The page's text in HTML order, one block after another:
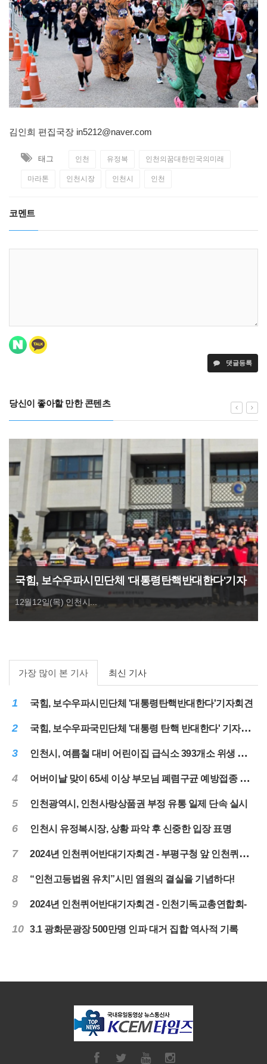
김인희 편집국장 in5212@naver.com
태그 인천 유정복 인천의꿈대한민국의미래
마라톤 인천시장 인천시 인천
코멘트
댓글등록
당신이 좋아할 만한 콘텐츠
국힘, 보수우파시민단체 '대통령탄핵반대한다'기자
회견
12월12일(목) 인천시...
가장 많이 본 기사 최신 기사
1 국힘, 보수우파시민단체 '대통령탄핵반대한다'기자회견
2 국힘, 보수우파국민단체 '대통령 탄핵 반대한다' 기자회견
3 인천시, 여름철 대비 어린이집 급식소 393개소 위생 점검 실시
4 어버이날 맞이 65세 이상 부모님 폐렴구균 예방접종 당부
5 인천광역시, 인천사랑상품권 부정 유통 일제 단속 실시
6 인천시 유정복시장, 상황 파악 후 신중한 입장 표명
7 2024년 인천퀴어반대기자회견 - 부평구청 앞 인천퀴어대책본부-
8 “인천고등법원 유치”시민 염원의 결실을 기념하다!
9 2024년 인천퀴어반대기자회견 - 인천기독교총연합회-
10 3.1 광화문광장 500만명 인파 대거 집합 역사적 기록